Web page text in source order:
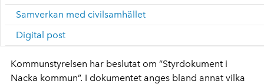
Samverkan med civilsamhället
Digital post
Kommunstyrelsen har beslutat om ”Styrdokument i
Nacka kommun”. I dokumentet anges bland annat vilka